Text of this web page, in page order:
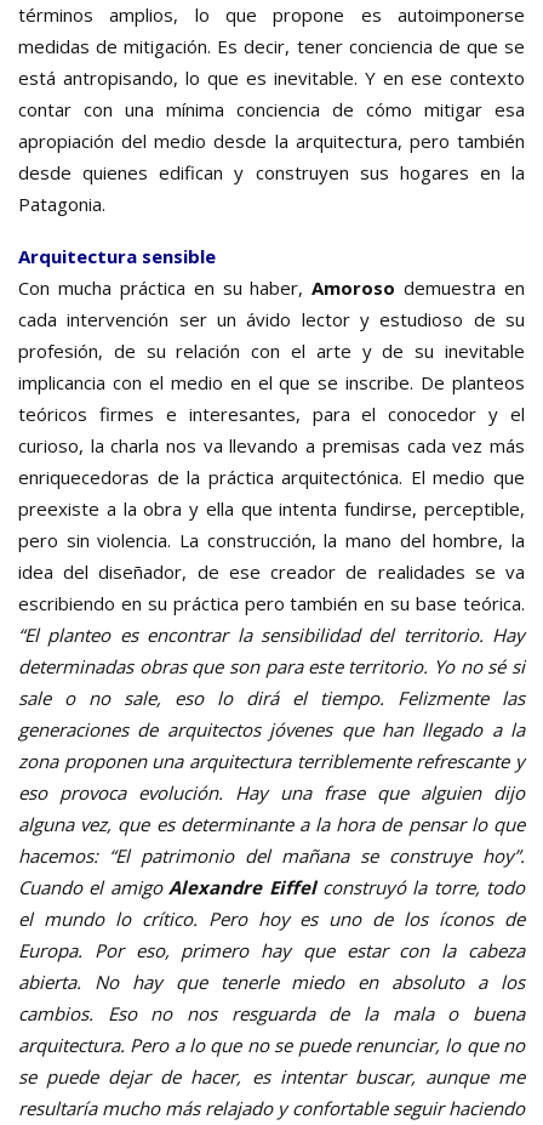
términos amplios, lo que propone es autoimponerse
medidas de mitigación. Es decir, tener conciencia de que se
está antropisando, lo que es inevitable. Y en ese contexto
contar con una mínima conciencia de cómo mitigar esa
apropiación del medio desde la arquitectura, pero también
desde quienes edifican y construyen sus hogares en la
Patagonia.
Arquitectura sensible
Con mucha práctica en su haber,Amorosodemuestra en
cada intervención ser un ávido lector y estudioso de su
profesión, de su relación con el arte y de su inevitable
implicancia con el medio en el que se inscribe. De planteos
teóricos firmes e interesantes, para el conocedor y el
curioso, la charla nos va llevando a premisas cada vez más
enriquecedoras de la práctica arquitectónica. El medio que
preexiste a la obra y ella que intenta fundirse, perceptible,
pero sin violencia. La construcción, la mano del hombre, la
idea del diseñador, de ese creador de realidades se va
escribiendo en su práctica pero también en su base teórica.
“El planteo es encontrar la sensibilidad del territorio. Hay
determinadas obras que son para este territorio. Yo no sé si
sale o no sale, eso lo dirá el tiempo. Felizmente las
generaciones de arquitectos jóvenes que han llegado a la
zona proponen una arquitectura terriblemente refrescante y
eso provoca evolución. Hay una frase que alguien dijo
alguna vez, que es determinante a la hora de pensar lo que
hacemos: “El patrimonio del mañana se construye hoy”.
Cuando el amigoAlexandre Eiffelconstruyó la torre, todo
el mundo lo crítico. Pero hoy es uno de los íconos de
Europa. Por eso, primero hay que estar con la cabeza
abierta. No hay que tenerle miedo en absoluto a los
cambios. Eso no nos resguarda de la mala o buena
arquitectura. Pero a lo que no se puede renunciar, lo que no
se puede dejar de hacer, es intentar buscar, aunque me
resultaría mucho más relajado y confortable seguir haciendo